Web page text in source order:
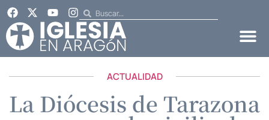
ACTUALIDAD
La Diócesis de Tarazona